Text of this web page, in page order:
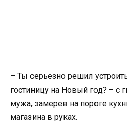
– Ты серьёзно решил
гостиницу на Новый год? – с
мужа, замерев на пороге
магазина в руках.